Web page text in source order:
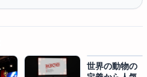
世界の動物の